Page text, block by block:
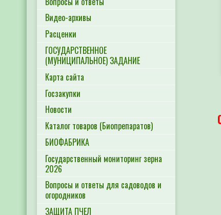
Видео-архивы
Расценки
ГОСУДАРСТВЕННОЕ
(МУНИЦИПАЛЬНОЕ) ЗАДАНИЕ
Карта сайта
Госзакупки
Новости
Каталог товаров (Биопрепаратов)
БИОФАБРИКА
Государственный мониторинг зерна
2026
Вопросы и ответы для садоводов и
огородников
ЗАЩИТА ПЧЕЛ